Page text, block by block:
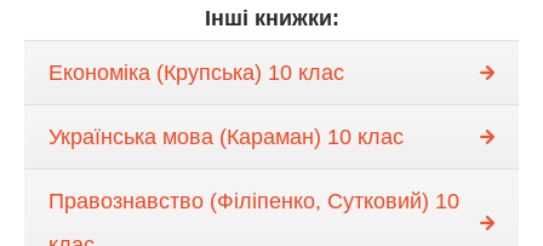
Інші книжки:
Економіка (Крупська) 10 клас
Українська мова (Караман) 10 клас
Правознавство (Філіпенко, Сутковий) 10